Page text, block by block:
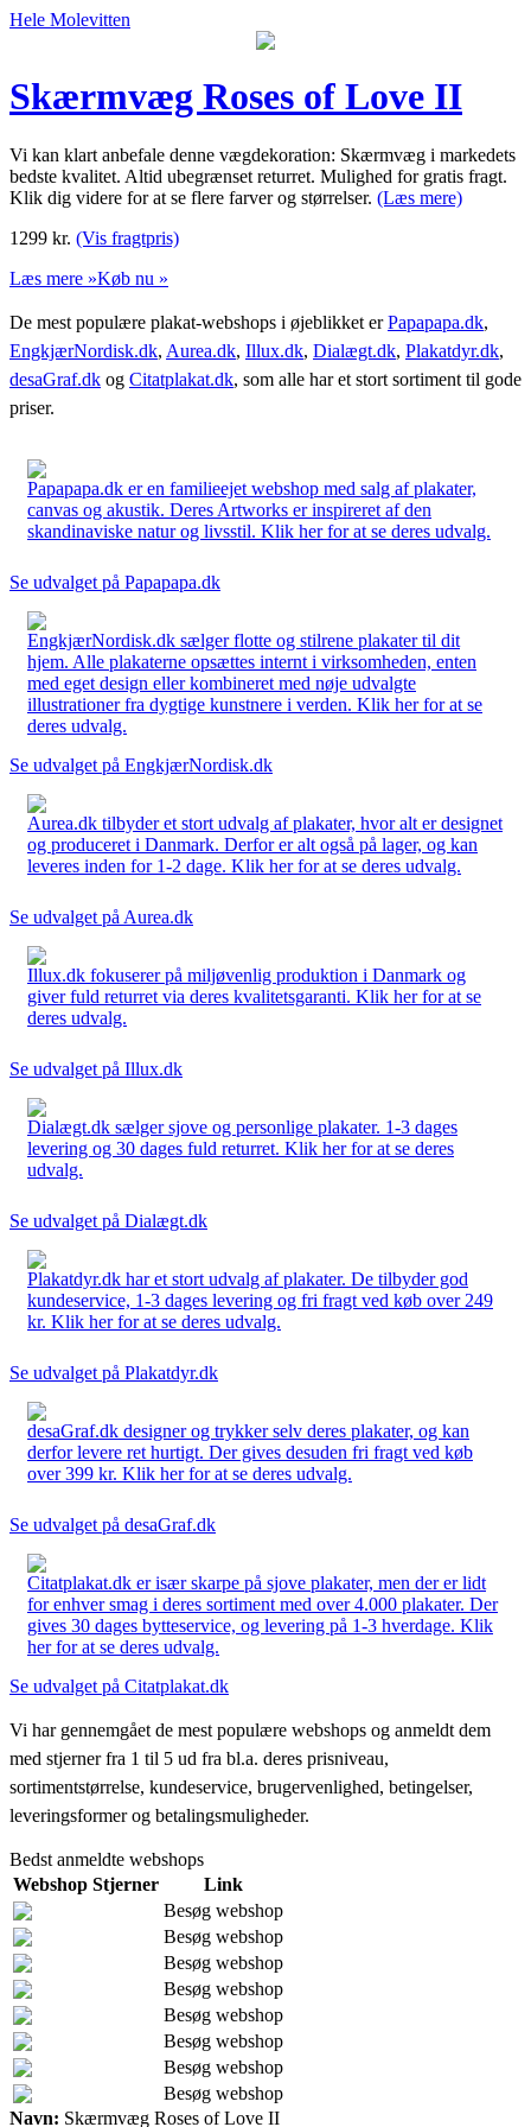
Hele Molevitten
Skærmvæg Roses of Love II
Vi kan klart anbefale denne vægdekoration: Skærmvæg i markedets
bedste kvalitet. Altid ubegrænset returret. Mulighed for gratis fragt.
Klik dig videre for at se flere farver og størrelser. (Læs mere)
1299 kr. (Vis fragtpris)
Læs mere »Køb nu »
De mest populære plakat-webshops i øjeblikket erPapapapa.dk,
EngkjærNordisk.dk, Aurea.dk, Illux.dk, Dialægt.dk, Plakatdyr.dk,
desaGraf.dk og Citatplakat.dk, som alle har et stort sortiment til gode
priser.
Papapapa.dk er en familieejet webshop med salg af plakater,
canvas og akustik. Deres Artworks er inspireret af den
skandinaviske natur og livsstil. Klik her for at se deres udvalg.
Se udvalget på Papapapa.dk
EngkjærNordisk.dk sælger flotte og stilrene plakater til dit
hjem. Alle plakaterne opsættes internt i virksomheden, enten
med eget design eller kombineret med nøje udvalgte
illustrationer fra dygtige kunstnere i verden. Klik her for at se
deres udvalg.
Se udvalget på EngkjærNordisk.dk
Aurea.dk tilbyder et stort udvalg af plakater, hvor alt er designet
og produceret i Danmark. Derfor er alt også på lager, og kan
leveres inden for 1-2 dage. Klik her for at se deres udvalg.
Se udvalget på Aurea.dk
Illux.dk fokuserer på miljøvenlig produktion i Danmark og
giver fuld returret via deres kvalitetsgaranti. Klik her for at se
deres udvalg.
Se udvalget på Illux.dk
Dialægt.dk sælger sjove og personlige plakater. 1-3 dages
levering og 30 dages fuld returret. Klik her for at se deres
udvalg.
Se udvalget på Dialægt.dk
Plakatdyr.dk har et stort udvalg af plakater. De tilbyder god
kundeservice, 1-3 dages levering og fri fragt ved køb over 249
kr. Klik her for at se deres udvalg.
Se udvalget på Plakatdyr.dk
desaGraf.dk designer og trykker selv deres plakater, og kan
derfor levere ret hurtigt. Der gives desuden fri fragt ved køb
over 399 kr. Klik her for at se deres udvalg.
Se udvalget på desaGraf.dk
Citatplakat.dk er især skarpe på sjove plakater, men der er lidt
for enhver smag i deres sortiment med over 4.000 plakater. Der
gives 30 dages bytteservice, og levering på 1-3 hverdage. Klik
her for at se deres udvalg.
Se udvalget på Citatplakat.dk
Vi har gennemgået de mest populære webshops og anmeldt dem
med stjerner fra 1 til 5 ud fra bl.a. deres prisniveau,
sortimentstørrelse, kundeservice, brugervenlighed, betingelser,
leveringsformer og betalingsmuligheder.
Bedst anmeldte webshops
Webshop Stjerner
Link
Besøg webshop
Besøg webshop
Besøg webshop
Besøg webshop
Besøg webshop
Besøg webshop
Besøg webshop
Besøg webshop
Navn: Skærmvæg Roses of Love II